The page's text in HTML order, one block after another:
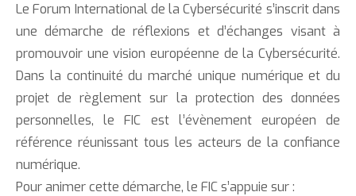
Le Forum International de la Cybersécurité s’inscrit dans
une démarche de réflexions et d’échanges visant à
promouvoir une vision européenne de la Cybersécurité.
Dans la continuité du marché unique numérique et du
projet de règlement sur la protection des données
personnelles, le FIC est l’évènement européen de
référence réunissant tous les acteurs de la confiance
numérique.
Pour animer cette démarche, le FIC s’appuie sur :